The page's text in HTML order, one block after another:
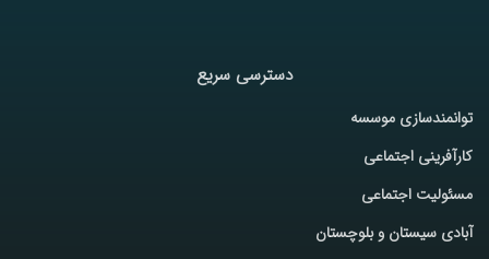
دسترسی سریع
توانمندسازی موسسه
کارآفرینی اجتماعی
مسئولیت اجتماعی
آبادی سیستان و بلوچستان